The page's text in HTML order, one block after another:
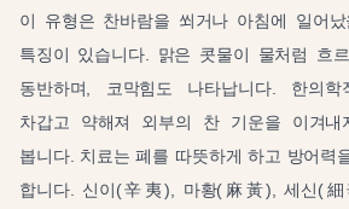
이 유형은 찬바람을 쐬거나 아침에 일어
특징이 있습니다. 맑은 콧물이 물처럼 흐
동반하며, 코막힘도 나타납니다. 한의
차갑고 약해져 외부의 찬 기운을 이겨내
봅니다. 치료는 폐를 따뜻하게 하고 방어력
합니다. 신이(辛夷), 마황(麻黃), 세신(